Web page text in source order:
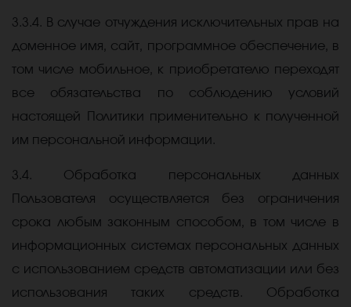
3.3.4. В случае отчуждения исключительных прав на
доменное имя, сайт, программное обеспечение, в
том числе мобильное, к приобретателю переходят
все обязательства по соблюдению условий
настоящей Политики применительно к полученной
им персональной информации.
3.4. Обработка персональных данных
Пользователя осуществляется без ограничения
срока любым законным способом, в том числе в
информационных системах персональных данных
с использованием средств автоматизации или без
использования таких средств. Обработка